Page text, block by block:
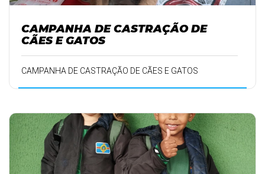
CAMPANHA DE CASTRAÇÃO DE
CÃES E GATOS
CAMPANHA DE CASTRAÇÃO DE CÃES E GATOS